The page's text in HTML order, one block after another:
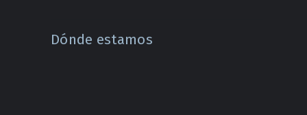
Dónde estamos